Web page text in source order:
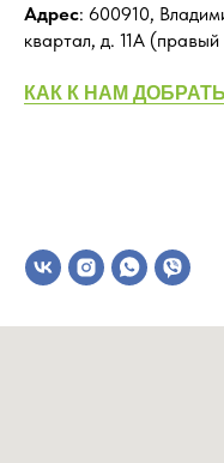
Адрес: 600910,
квартал, д. 11А
КАК К НАМ